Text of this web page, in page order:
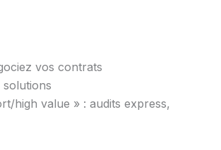
vos contrats
solutions
high value » : audits express,